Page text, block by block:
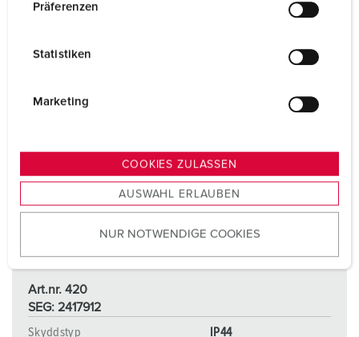
s
u
w
Präferenzen
Statistiken
Marketing
COOKIES ZULASSEN
AUSWAHL ERLAUBEN
NUR NOTWENDIGE COOKIES
Art.nr. 420
SEG: 2417912
Skyddstyp
IP44